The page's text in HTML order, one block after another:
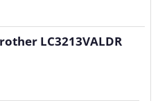
LC3213VALDR